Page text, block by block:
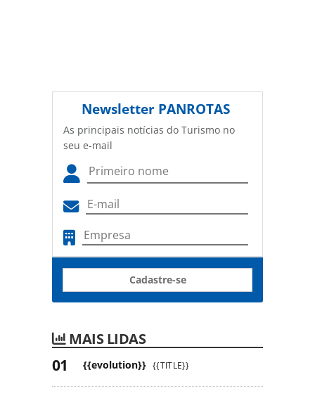
Newsletter PANROTAS
As principais notícias do Turismo no
seu e-mail
Cadastre-se
MAIS LIDAS
{{evolution}} {{TITLE}}